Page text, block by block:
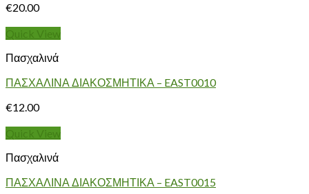
€20.00
Quick View
Πασχαλινά
ΠΑΣΧΑΛΙΝΑ ΔΙΑΚΟΣΜΗΤΙΚΑ – EAST0010
€12.00
Quick View
Πασχαλινά
ΠΑΣΧΑΛΙΝΑ ΔΙΑΚΟΣΜΗΤΙΚΑ – EAST0015